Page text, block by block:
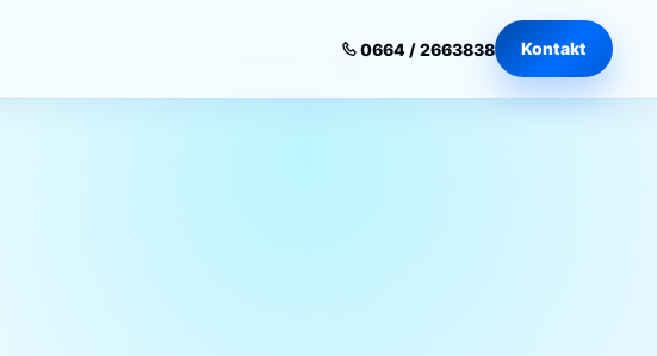
0664 / 2663838 Kontakt